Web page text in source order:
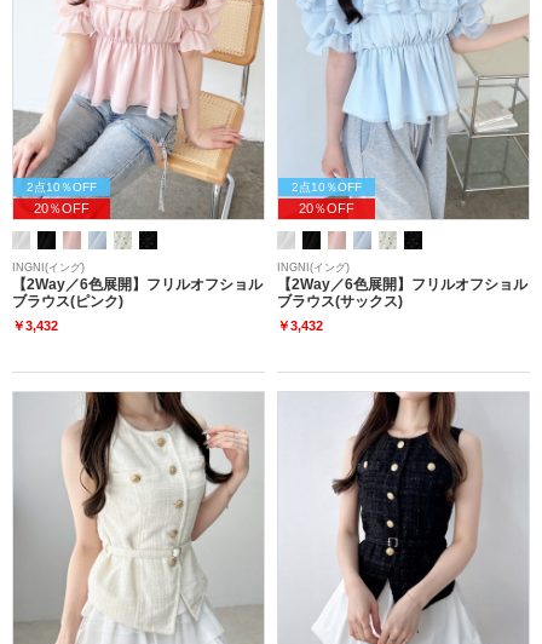
2点10％OFF
20％OFF
INGNI(イング)
【2Way／6色展開】フリルオフショル
ブラウス(ピンク)
￥3,432
2点10％OFF
20％OFF
INGNI(イング)
【2Way／6色展開】フリルオフショル
ブラウス(サックス)
￥3,432